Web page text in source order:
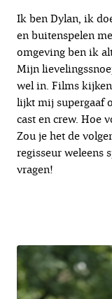
Ik ben Dylan, ik
en buitenspelen
omgeving ben ik
Mijn
wel in. Films
lijkt mij supergaaf
cast en crew. Hoe
Zou je het de
regisseur weleens
vragen!